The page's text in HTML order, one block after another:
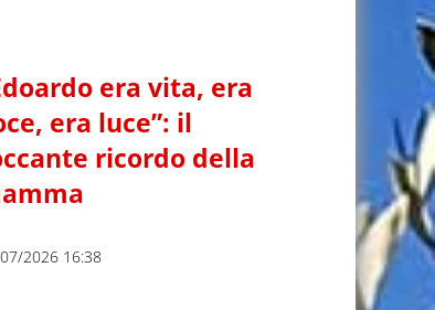
era vita, era
era luce”: il
ricordo della
2026 16:38